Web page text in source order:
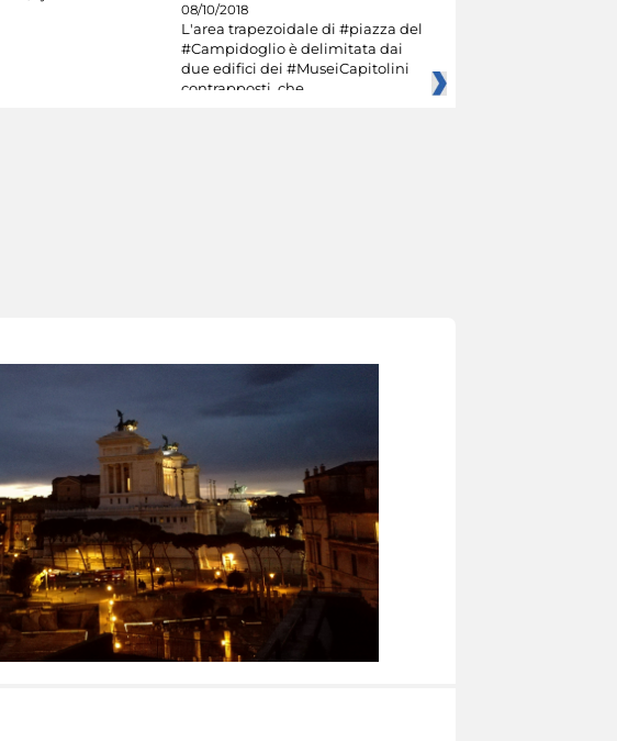
08/10/2018
L'area trapezoidale di #piazza del
#Campidoglio è delimitata dai
due edifici dei #MuseiCapitolini
contrapposti, che